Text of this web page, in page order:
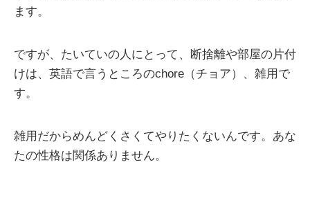
ます。
ですが、たいていの人にとって、断捨離や部屋の片付
けは、英語で言うところのchore（チョア）、雑用で
す。
雑用だからめんどくさくてやりたくないんです。あな
たの性格は関係ありません。